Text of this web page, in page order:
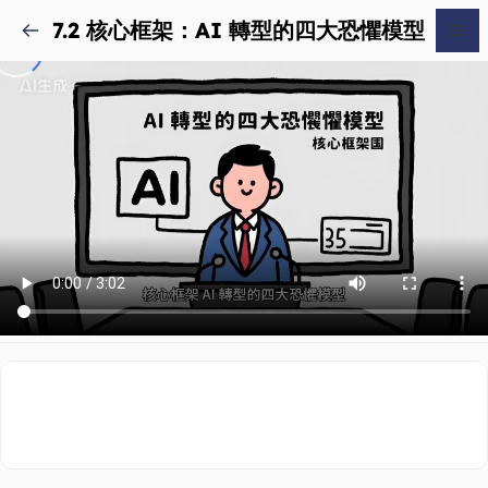
7.2 核心框架：AI 轉型的四大恐懼模型